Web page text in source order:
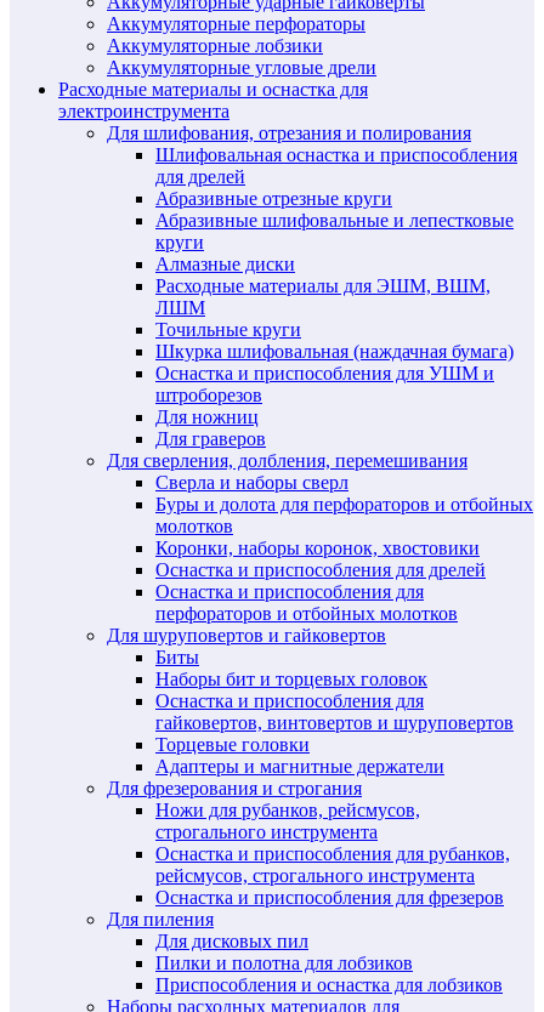
Аккумуляторные перфораторы
Аккумуляторные лобзики
Аккумуляторные угловые дрели
Расходные материалы и оснастка для
электроинструмента
Для шлифования, отрезания и полирования
Шлифовальная оснастка и приспособления
для дрелей
Абразивные отрезные круги
Абразивные шлифовальные и лепестковые
круги
Алмазные диски
Расходные материалы для ЭШМ, ВШМ,
ЛШМ
Точильные круги
Шкурка шлифовальная (наждачная бумага)
Оснастка и приспособления для УШМ и
штроборезов
Для ножниц
Для граверов
Для сверления, долбления, перемешивания
Сверла и наборы сверл
Буры и долота для перфораторов и отбойных
молотков
Коронки, наборы коронок, хвостовики
Оснастка и приспособления для дрелей
Оснастка и приспособления для
перфораторов и отбойных молотков
Для шуруповертов и гайковертов
Биты
Наборы бит и торцевых головок
Оснастка и приспособления для
гайковертов, винтовертов и шуруповертов
Торцевые головки
Адаптеры и магнитные держатели
Для фрезерования и строгания
Ножи для рубанков, рейсмусов,
строгального инструмента
Оснастка и приспособления для рубанков,
рейсмусов, строгального инструмента
Оснастка и приспособления для фрезеров
Для пиления
Для дисковых пил
Пилки и полотна для лобзиков
Приспособления и оснастка для лобзиков
Наборы расходных материалов для